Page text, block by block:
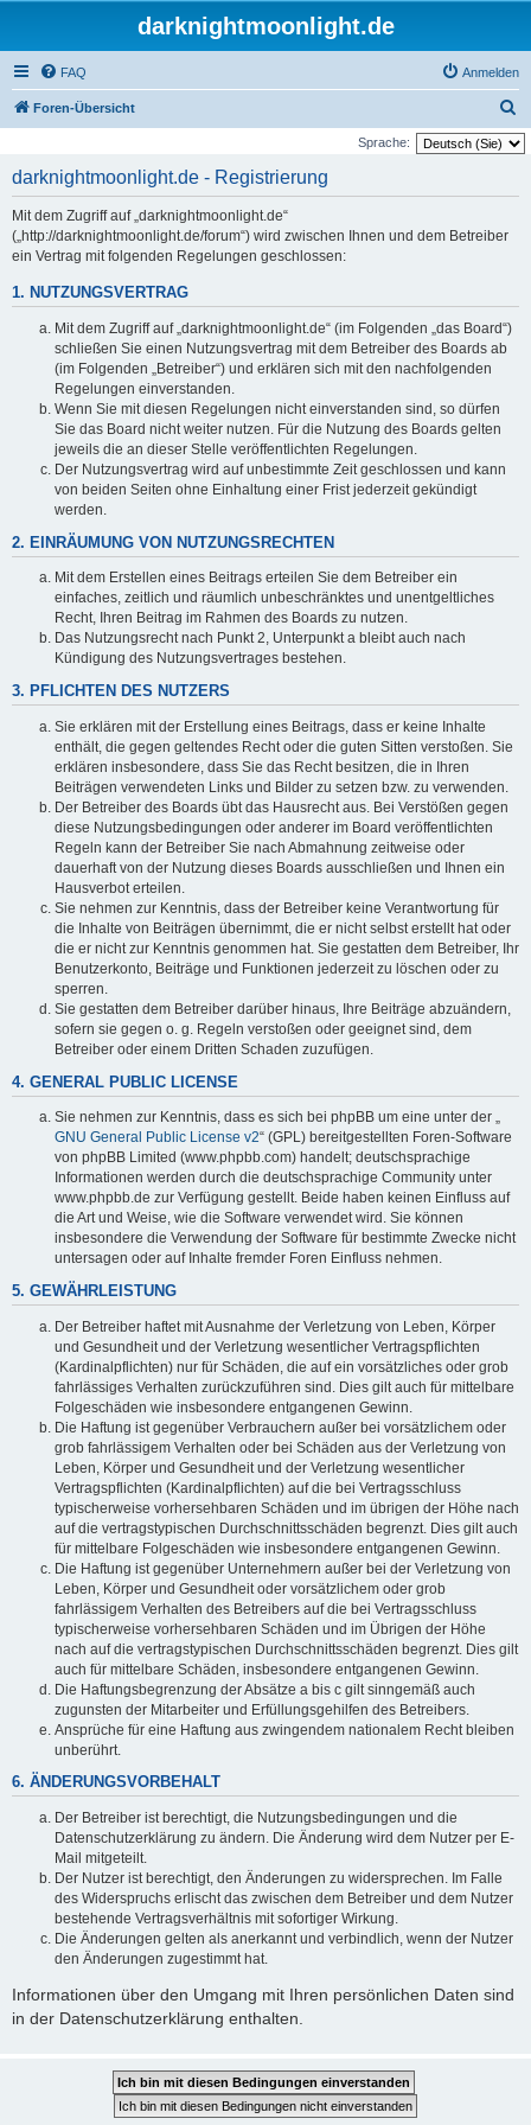
darknightmoonlight.de
FAQ Anmelden
Foren-Übersicht
u
Sprache:
darknightmoonlight.de - Registrierung
Mit dem Zugriff auf „darknightmoonlight.de“
(„http://darknightmoonlight.de/forum“) wird zwischen Ihnen und dem Betreiber
ein Vertrag mit folgenden Regelungen geschlossen:
1. NUTZUNGSVERTRAG
Mit dem Zugriff auf „darknightmoonlight.de“ (im Folgenden „das Board“)
schließen Sie einen Nutzungsvertrag mit dem Betreiber des Boards ab
(im Folgenden „Betreiber“) und erklären sich mit den nachfolgenden
Regelungen einverstanden.
Wenn Sie mit diesen Regelungen nicht einverstanden sind, so dürfen
Sie das Board nicht weiter nutzen. Für die Nutzung des Boards gelten
jeweils die an dieser Stelle veröffentlichten Regelungen.
Der Nutzungsvertrag wird auf unbestimmte Zeit geschlossen und kann
von beiden Seiten ohne Einhaltung einer Frist jederzeit gekündigt
werden.
2. EINRÄUMUNG VON NUTZUNGSRECHTEN
Mit dem Erstellen eines Beitrags erteilen Sie dem Betreiber ein
einfaches, zeitlich und räumlich unbeschränktes und unentgeltliches
Recht, Ihren Beitrag im Rahmen des Boards zu nutzen.
Das Nutzungsrecht nach Punkt 2, Unterpunkt a bleibt auch nach
Kündigung des Nutzungsvertrages bestehen.
3. PFLICHTEN DES NUTZERS
Sie erklären mit der Erstellung eines Beitrags, dass er keine Inhalte
enthält, die gegen geltendes Recht oder die guten Sitten verstoßen. Sie
erklären insbesondere, dass Sie das Recht besitzen, die in Ihren
Beiträgen verwendeten Links und Bilder zu setzen bzw. zu verwenden.
Der Betreiber des Boards übt das Hausrecht aus. Bei Verstößen gegen
diese Nutzungsbedingungen oder anderer im Board veröffentlichten
Regeln kann der Betreiber Sie nach Abmahnung zeitweise oder
dauerhaft von der Nutzung dieses Boards ausschließen und Ihnen ein
Hausverbot erteilen.
Sie nehmen zur Kenntnis, dass der Betreiber keine Verantwortung für
die Inhalte von Beiträgen übernimmt, die er nicht selbst erstellt hat oder
die er nicht zur Kenntnis genommen hat. Sie gestatten dem Betreiber, Ihr
Benutzerkonto, Beiträge und Funktionen jederzeit zu löschen oder zu
sperren.
Sie gestatten dem Betreiber darüber hinaus, Ihre Beiträge abzuändern,
sofern sie gegen o. g. Regeln verstoßen oder geeignet sind, dem
Betreiber oder einem Dritten Schaden zuzufügen.
4. GENERAL PUBLIC LICENSE
Sie nehmen zur Kenntnis, dass es sich bei phpBB um eine unter der „
GNU General Public License v2“ (GPL) bereitgestellten Foren-Software
von phpBB Limited (www.phpbb.com) handelt; deutschsprachige
Informationen werden durch die deutschsprachige Community unter
www.phpbb.de zur Verfügung gestellt. Beide haben keinen Einfluss auf
die Art und Weise, wie die Software verwendet wird. Sie können
insbesondere die Verwendung der Software für bestimmte Zwecke nicht
untersagen oder auf Inhalte fremder Foren Einfluss nehmen.
5. GEWÄHRLEISTUNG
Der Betreiber haftet mit Ausnahme der Verletzung von Leben, Körper
und Gesundheit und der Verletzung wesentlicher Vertragspflichten
(Kardinalpflichten) nur für Schäden, die auf ein vorsätzliches oder grob
fahrlässiges Verhalten zurückzuführen sind. Dies gilt auch für mittelbare
Folgeschäden wie insbesondere entgangenen Gewinn.
Die Haftung ist gegenüber Verbrauchern außer bei vorsätzlichem oder
grob fahrlässigem Verhalten oder bei Schäden aus der Verletzung von
Leben, Körper und Gesundheit und der Verletzung wesentlicher
Vertragspflichten (Kardinalpflichten) auf die bei Vertragsschluss
typischerweise vorhersehbaren Schäden und im übrigen der Höhe nach
auf die vertragstypischen Durchschnittsschäden begrenzt. Dies gilt auch
für mittelbare Folgeschäden wie insbesondere entgangenen Gewinn.
Die Haftung ist gegenüber Unternehmern außer bei der Verletzung von
Leben, Körper und Gesundheit oder vorsätzlichem oder grob
fahrlässigem Verhalten des Betreibers auf die bei Vertragsschluss
typischerweise vorhersehbaren Schäden und im Übrigen der Höhe
nach auf die vertragstypischen Durchschnittsschäden begrenzt. Dies gilt
auch für mittelbare Schäden, insbesondere entgangenen Gewinn.
Die Haftungsbegrenzung der Absätze a bis c gilt sinngemäß auch
zugunsten der Mitarbeiter und Erfüllungsgehilfen des Betreibers.
Ansprüche für eine Haftung aus zwingendem nationalem Recht bleiben
unberührt.
6. ÄNDERUNGSVORBEHALT
Der Betreiber ist berechtigt, die Nutzungsbedingungen und die
Datenschutzerklärung zu ändern. Die Änderung wird dem Nutzer per E-
Mail mitgeteilt.
Der Nutzer ist berechtigt, den Änderungen zu widersprechen. Im Falle
des Widerspruchs erlischt das zwischen dem Betreiber und dem Nutzer
bestehende Vertragsverhältnis mit sofortiger Wirkung.
Die Änderungen gelten als anerkannt und verbindlich, wenn der Nutzer
den Änderungen zugestimmt hat.
Informationen über den Umgang mit Ihren persönlichen Daten sind
in der Datenschutzerklärung enthalten.